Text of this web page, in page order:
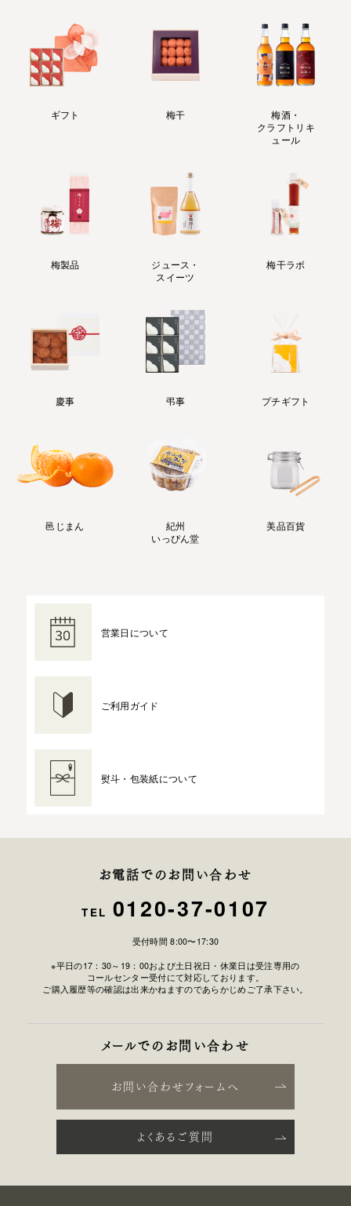
ギフト 梅干
梅酒・
クラフトリキ
ュール
梅製品
ジュース・
スイーツ
梅干ラボ
慶事 弔事 プチギフト
邑じまん
紀州
いっぴん堂
美品百貨
営業日について
ご利用ガイド
熨斗・包装紙について
お電話でのお問い合わせ
TEL 0120-37-0107
受付時間 8:00〜17:30
※平日の17：30～19：00および土日祝日・休業日は受注専用の
コールセンター受付にて対応しております。
ご購入履歴等の確認は出来かねますのであらかじめご了承下さい。
メールでのお問い合わせ
お問い合わせフォームへ
よくあるご質問